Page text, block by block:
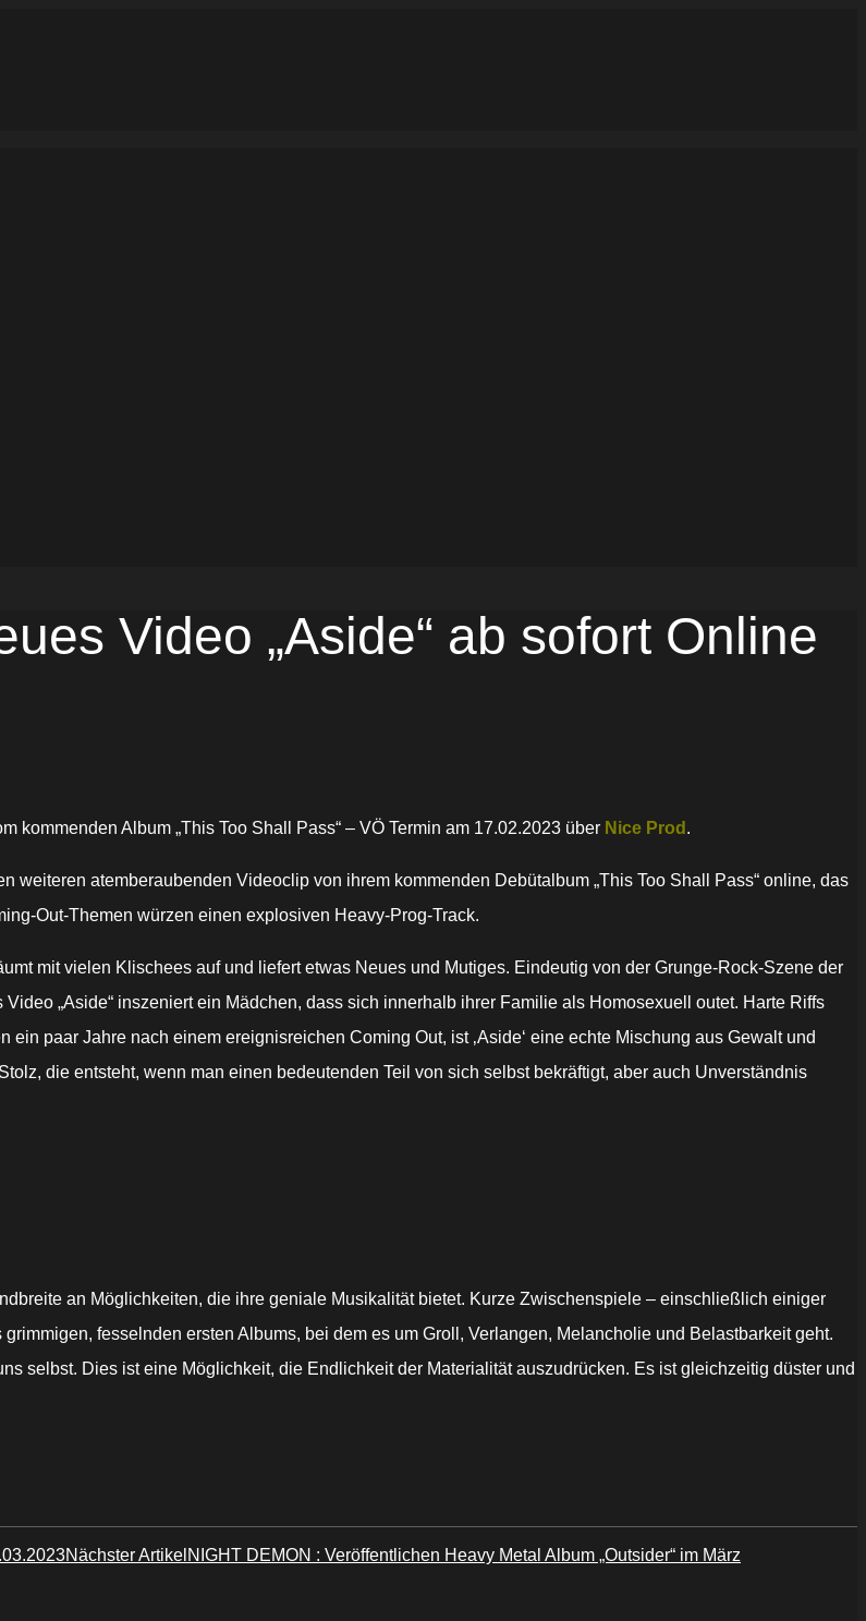
Video „Aside“ ab sofort Online
kommenden Album „This Too Shall Pass“ – VÖ Termin am 17.02.2023 über Nice Prod .
weiteren atemberaubenden Videoclip von ihrem kommenden Debütalbum „This Too Shall Pass“ online, das
Out-Themen würzen einen explosiven Heavy-Prog-Track.
mit vielen Klischees auf und liefert etwas Neues und Mutiges. Eindeutig von der Grunge-Rock-Szene der
„Aside“ inszeniert ein Mädchen, dass sich innerhalb ihrer Familie als Homosexuell outet. Harte Riffs
paar Jahre nach einem ereignisreichen Coming Out, ist ‚Aside‘ eine echte Mischung aus Gewalt und
die entsteht, wenn man einen bedeutenden Teil von sich selbst bekräftigt, aber auch Unverständnis
an Möglichkeiten, die ihre geniale Musikalität bietet. Kurze Zwischenspiele – einschließlich einiger
fesselnden ersten Albums, bei dem es um Groll, Verlangen, Melancholie und Belastbarkeit geht.
selbst. Dies ist eine Möglichkeit, die Endlichkeit der Materialität auszudrücken. Es ist gleichzeitig düster und
Nächster Artikel NIGHT DEMON : Veröffentlichen Heavy Metal Album „Outsider“ im März